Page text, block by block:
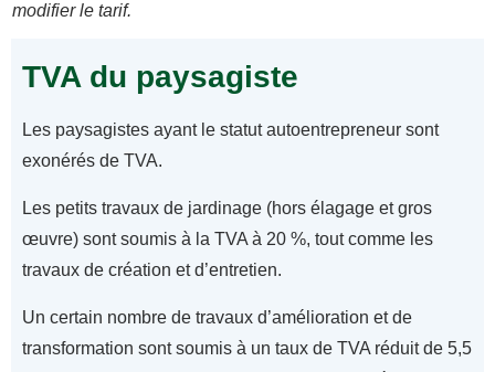
modifier le tarif.
TVA du paysagiste
Les paysagistes ayant le statut autoentrepreneur sont
exonérés de TVA.
Les petits travaux de jardinage (hors élagage et gros
œuvre) sont soumis à la TVA à 20 %, tout comme les
travaux de création et d’entretien.
Un certain nombre de travaux d’amélioration et de
transformation sont soumis à un taux de TVA réduit de 5,5